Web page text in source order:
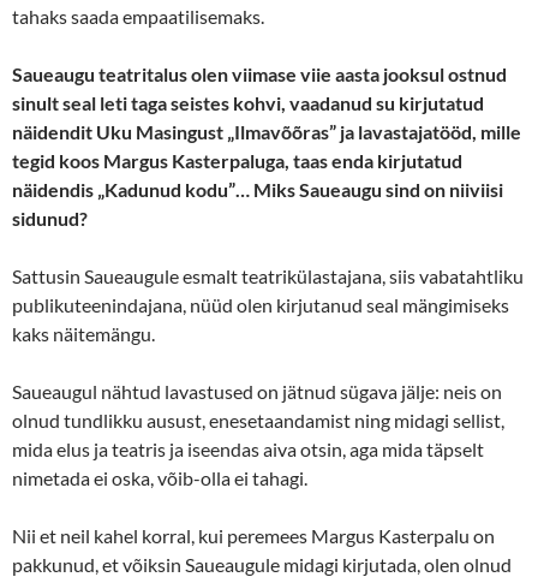
tahaks saada empaatilisemaks.
Saueaugu teatritalus olen viimase viie aasta jooksul ostnud
sinult seal leti taga seistes kohvi, vaadanud su kirjutatud
näidendit Uku Masingust „Ilmavõõras” ja lavastajatööd, mille
tegid koos Margus Kasterpaluga, taas enda kirjutatud
näidendis „Kadunud kodu”… Miks Saueaugu sind on niiviisi
sidunud?
Sattusin Saueaugule esmalt teatrikülastajana, siis vabatahtliku
publikuteenindajana, nüüd olen kirjutanud seal mängimiseks
kaks näitemängu.
Saueaugul nähtud lavastused on jätnud sügava jälje: neis on
olnud tundlikku ausust, enesetaandamist ning midagi sellist,
mida elus ja teatris ja iseendas aiva otsin, aga mida täpselt
nimetada ei oska, võib-olla ei tahagi.
Nii et neil kahel korral, kui peremees Margus Kasterpalu on
pakkunud, et võiksin Saueaugule midagi kirjutada, olen olnud